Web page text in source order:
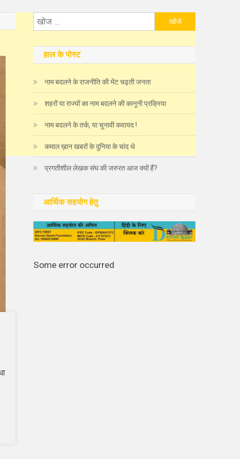
निम्न
हाल के पोस्ट
नाम बदलने के राजनीति की भेंट चढ़ती जनता
शहरों या राज्यों का नाम बदलने की कानूनी प्रक्रिया
नाम बदलने के तर्क, या चुनावी कवायद !
कमाल ख़ान खबरों के दुनिया के चांद थे
प्रगतीशील लेखक संघ की जरुरत आज क्यों हैं?
आर्थिक सहयोग हेतु
Some error occurred